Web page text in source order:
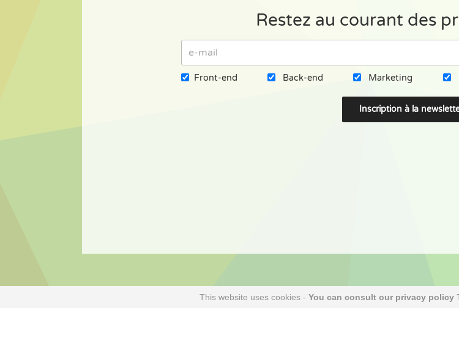
Restez au courant des
Front-end Back-end Marketing
This website uses cookies - You can consult our privacy policy